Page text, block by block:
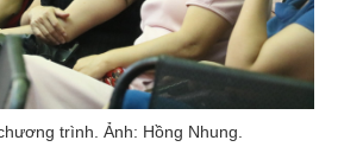
trình. Ảnh: Hồng Nhung.